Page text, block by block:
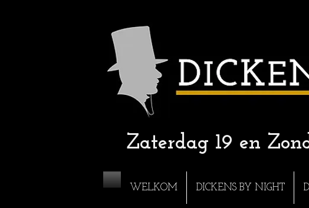
Zaterdag 19 en
WELKOM DICKENS BY NIGHT